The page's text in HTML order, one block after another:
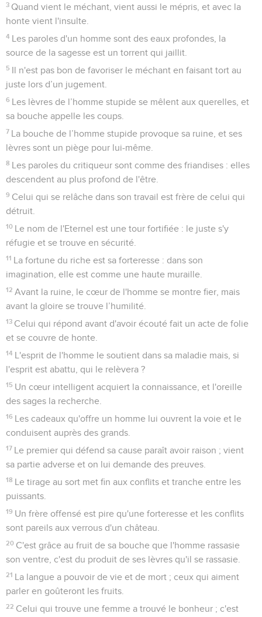
3 Quand vient le méchant, vient aussi le mépris, et avec la
honte vient l'insulte.
4 Les paroles d'un homme sont des eaux profondes, la
source de la sagesse est un torrent qui jaillit.
5 Il n'est pas bon de favoriser le méchant en faisant tort au
juste lors d’un jugement.
6 Les lèvres de l’homme stupide se mêlent aux querelles, et
sa bouche appelle les coups.
7 La bouche de l’homme stupide provoque sa ruine, et ses
lèvres sont un piège pour lui-même.
8 Les paroles du critiqueur sont comme des friandises : elles
descendent au plus profond de l'être.
9 Celui qui se relâche dans son travail est frère de celui qui
détruit.
10 Le nom de l'Eternel est une tour fortifiée : le juste s'y
réfugie et se trouve en sécurité.
11 La fortune du riche est sa forteresse : dans son
imagination, elle est comme une haute muraille.
12 Avant la ruine, le cœur de l'homme se montre fier, mais
avant la gloire se trouve l’humilité.
13 Celui qui répond avant d'avoir écouté fait un acte de folie
et se couvre de honte.
14 L'esprit de l'homme le soutient dans sa maladie mais, si
l'esprit est abattu, qui le relèvera ?
15 Un cœur intelligent acquiert la connaissance, et l'oreille
des sages la recherche.
16 Les cadeaux qu'offre un homme lui ouvrent la voie et le
conduisent auprès des grands.
17 Le premier qui défend sa cause paraît avoir raison ; vient
sa partie adverse et on lui demande des preuves.
18 Le tirage au sort met fin aux conflits et tranche entre les
puissants.
19 Un frère offensé est pire qu'une forteresse et les conflits
sont pareils aux verrous d'un château.
20 C'est grâce au fruit de sa bouche que l'homme rassasie
son ventre, c'est du produit de ses lèvres qu'il se rassasie.
21 La langue a pouvoir de vie et de mort ; ceux qui aiment
parler en goûteront les fruits.
22 Celui qui trouve une femme a trouvé le bonheur ; c'est